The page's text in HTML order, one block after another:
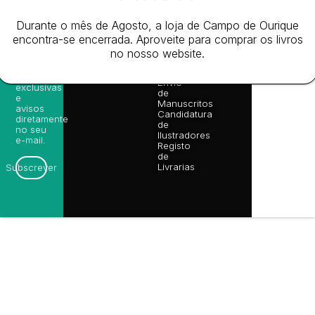
info@poetsandragons.com
Eventos
Prémio
Ulysses
Sobre
Envio
de
Manuscritos
Candidatura
de
Ilustradores
Registo
de
Livrarias
Cookies
(EU)
Livro de
de
leitura,
novidades
exclusivas
e
avisos
diretamente
no seu
e-mail.
Subscrever
os
direitos
Durante o mês de Agosto, a loja de Campo de Ourique
encontra-se encerrada. Aproveite para comprar os livros
no nosso website.